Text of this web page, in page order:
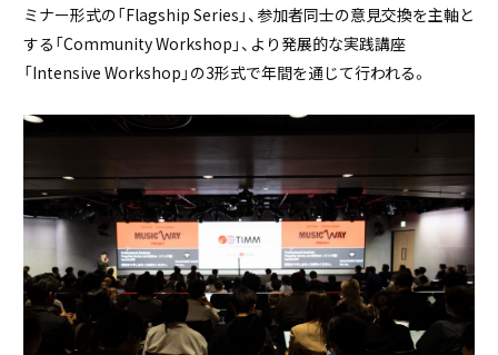
ミナー形式の「Flagship Series」、参加者同士の意見交換を主軸と
する「Community Workshop」、より発展的な実践講座
「Intensive Workshop」の3形式で年間を通じて行われる。